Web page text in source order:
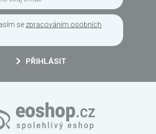
se zpracováním osobních
PŘIHLÁSIT